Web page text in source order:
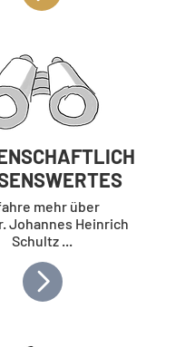
mehr über
Johannes Heinrich
Schultz ...